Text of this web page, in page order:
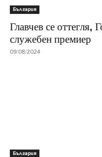
България
Главчев се оттегля,
служебен премиер
09/08/2024
България